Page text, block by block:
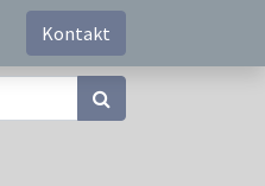
Kontakt